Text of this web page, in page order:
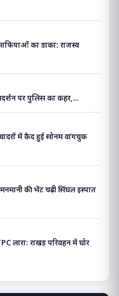
का डाका: राजस्व
पर पुलिस का कहर,...
में कैद हुई सोनम वांगचुक
की भेंट चढ़ी सिंघल इस्पात
लारा: राखड़ परिवहन में घोर